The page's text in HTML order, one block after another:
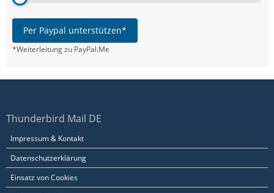
Per Paypal unterstützen*
*Weiterleitung zu PayPal.Me
Thunderbird Mail DE
Impressum & Kontakt
Datenschutzerklärung
Einsatz von Cookies